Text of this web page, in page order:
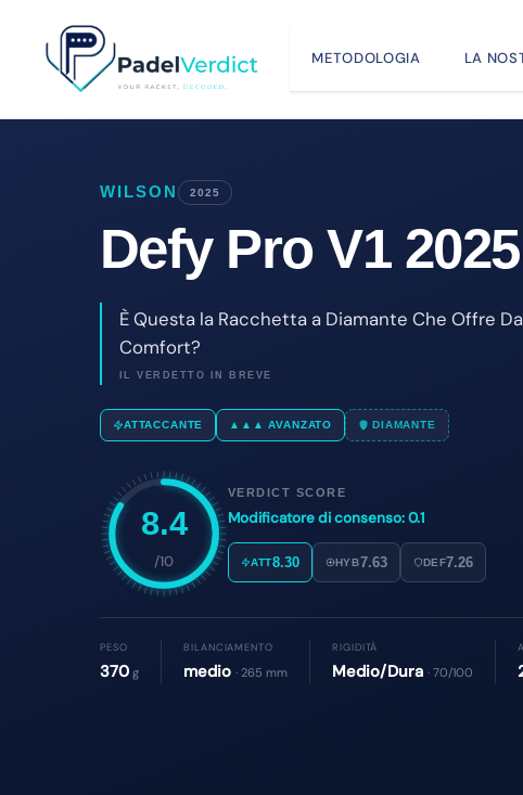
contenuto
METODOLOGIA LA
WILSON 2025
Defy Pro V1 2025
È Questa la Racchetta a Diamante Che Offre
Comfort?
IL VERDETTO IN BREVE
ATTACCANTE ▲▲▲ AVANZATO DIAMANTE
8.4
/10
VERDICT SCORE
Modificatore di consenso: 0.1
ATT8.30 HYB7.63 DEF7.26
PESO
370 g
BILANCIAMENTO
medio · 265 mm
RIGIDITÀ
Medio/Dura · 70/100